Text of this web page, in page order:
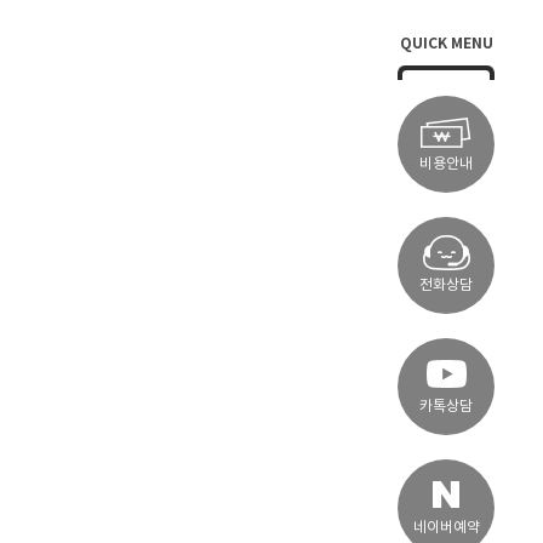
QUICK MENU
비용안내
전화상담
카톡상담
네이버예약